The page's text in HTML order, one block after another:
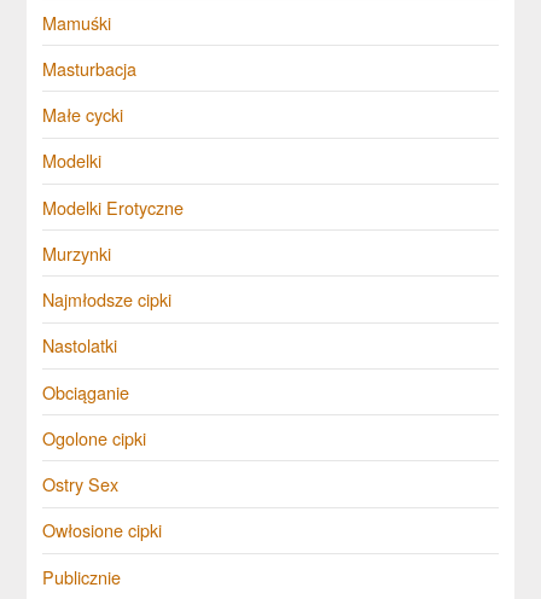
Mamuśki
Masturbacja
Małe cycki
Modelki
Modelki Erotyczne
Murzynki
Najmłodsze cipki
Nastolatki
Obciąganie
Ogolone cipki
Ostry Sex
Owłosione cipki
Publicznie